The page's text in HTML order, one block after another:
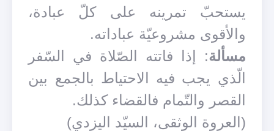
يستحبّ تمرينه على كلّ عبادة،
والأقوى مشروعيّة عباداته.
مسألة: إذا فاتته الصّلاة في السّفر
الّذي يجب فيه الاحتياط بالجمع بين
القصر والتّمام فالقضاء كذلك.
(العروة الوثقى، السيّد اليزدي)